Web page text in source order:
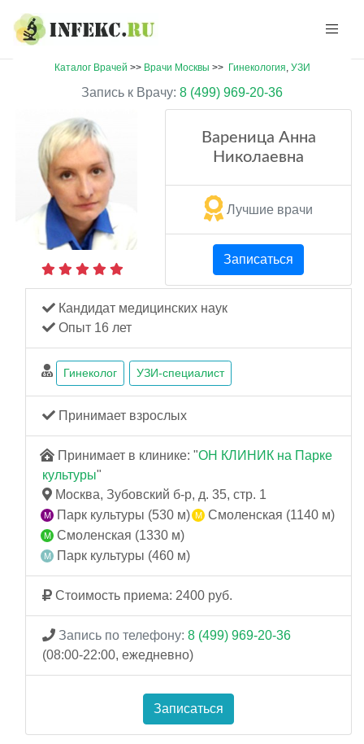
Каталог Врачей >> Врачи Москвы >> Гинекология, УЗИ
Запись к Врачу: 8 (499) 969-20-36
Вареница Анна
Николаевна
Лучшие врачи
Записаться
Кандидат медицинских наук
Опыт 16 лет
Гинеколог УЗИ-специалист
Принимает взрослых
Принимает в клинике: "ОН КЛИНИК на Парке
культуры"
Москва, Зубовский б-р, д. 35, стр. 1
Парк культуры (530 м)
Смоленская (1140 м)
Смоленская (1330 м)
Парк культуры (460 м)
Стоимость приема: 2400 руб.
Запись по телефону: 8 (499) 969-20-36
(08:00-22:00, ежедневно)
Записаться